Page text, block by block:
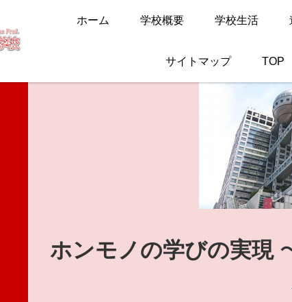
ホーム 学校概要 学校生活
サイトマップ TOP
ホンモノの学びの実現